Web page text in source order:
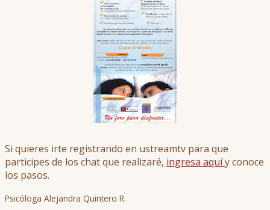
Si quieres irte registrando en ustreamtv para que
participes de los chat que realizaré, ingresa aquíy conoce
los pasos.
Psicóloga Alejandra Quintero R.